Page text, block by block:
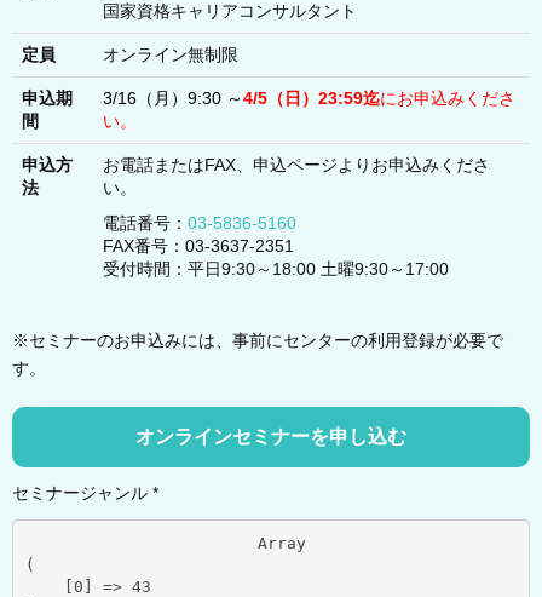
国家資格キャリアコンサルタント
定員 オンライン無制限
申込期
間
3/16（月）9:30 ～4/5（日） 23:59迄にお申込みくださ
い。
申込方
法
お電話またはFAX、申込ページよりお申込みくださ
い。
電話番号： 03-5836-5160
FAX番号：03-3637-2351
受付時間：平日9:30～18:00 土曜9:30～17:00
※セミナーのお申込みには、事前にセンターの利用登録が必要で
す。
オンラインセミナーを申し込む
セミナージャンル *
(
    [0] => 43